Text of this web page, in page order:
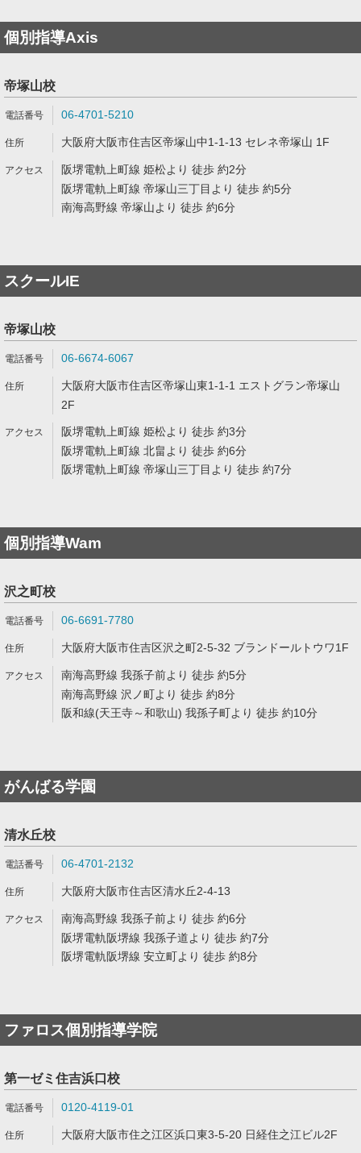
個別指導Axis
帝塚山校
06-4701-5210
大阪府大阪市住吉区帝塚山中1-1-13 セレネ帝塚山 1F
阪堺電軌上町線 姫松より 徒歩 約2分
阪堺電軌上町線 帝塚山三丁目より 徒歩 約5分
南海高野線 帝塚山より 徒歩 約6分
スクールIE
帝塚山校
06-6674-6067
大阪府大阪市住吉区帝塚山東1-1-1 エストグラン帝塚山
2F
阪堺電軌上町線 姫松より 徒歩 約3分
阪堺電軌上町線 北畠より 徒歩 約6分
阪堺電軌上町線 帝塚山三丁目より 徒歩 約7分
個別指導Wam
沢之町校
06-6691-7780
大阪府大阪市住吉区沢之町2-5-32 ブランドールトウワ1F
南海高野線 我孫子前より 徒歩 約5分
南海高野線 沢ノ町より 徒歩 約8分
阪和線(天王寺～和歌山) 我孫子町より 徒歩 約10分
がんばる学園
清水丘校
06-4701-2132
大阪府大阪市住吉区清水丘2-4-13
南海高野線 我孫子前より 徒歩 約6分
阪堺電軌阪堺線 我孫子道より 徒歩 約7分
阪堺電軌阪堺線 安立町より 徒歩 約8分
ファロス個別指導学院
第一ゼミ住吉浜口校
0120-4119-01
大阪府大阪市住之江区浜口東3-5-20 日経住之江ビル2F